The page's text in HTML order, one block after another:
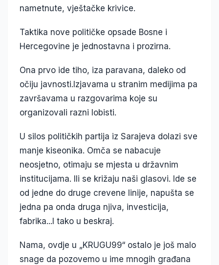
nametnute, vještačke krivice.
Taktika nove političke opsade Bosne i
Hercegovine je jednostavna i prozirna.
Ona prvo ide tiho, iza paravana, daleko od
očiju javnosti.Izjavama u stranim medijima pa
završavama u razgovarima koje su
organizovali razni lobisti.
U silos političkih partija iz Sarajeva dolazi sve
manje kiseonika. Omča se nabacuje
neosjetno, otimaju se mjesta u državnim
institucijama. Ili se križaju naši glasovi. Ide se
od jedne do druge crevene linije, napušta se
jedna pa onda druga njiva, investicija,
fabrika...I tako u beskraj.
Nama, ovdje u „KRUGU99“ ostalo je još malo
snage da pozovemo u ime mnogih građana